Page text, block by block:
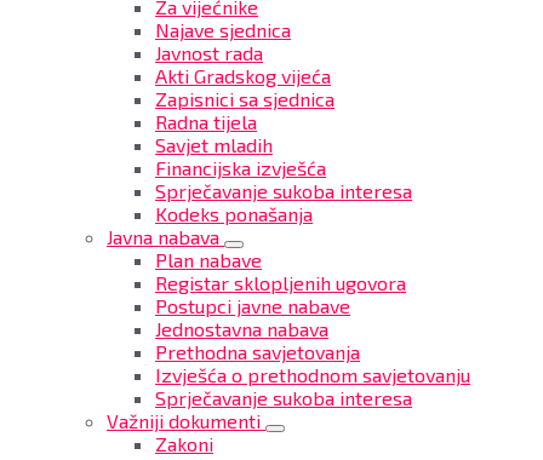
Za vijećnike
Najave sjednica
Javnost rada
Akti Gradskog vijeća
Zapisnici sa sjednica
Radna tijela
Savjet mladih
Financijska izvješća
Sprječavanje sukoba interesa
Kodeks ponašanja
Javna nabava
Plan nabave
Registar sklopljenih ugovora
Postupci javne nabave
Jednostavna nabava
Prethodna savjetovanja
Izvješća o prethodnom savjetovanju
Sprječavanje sukoba interesa
Važniji dokumenti
Zakoni